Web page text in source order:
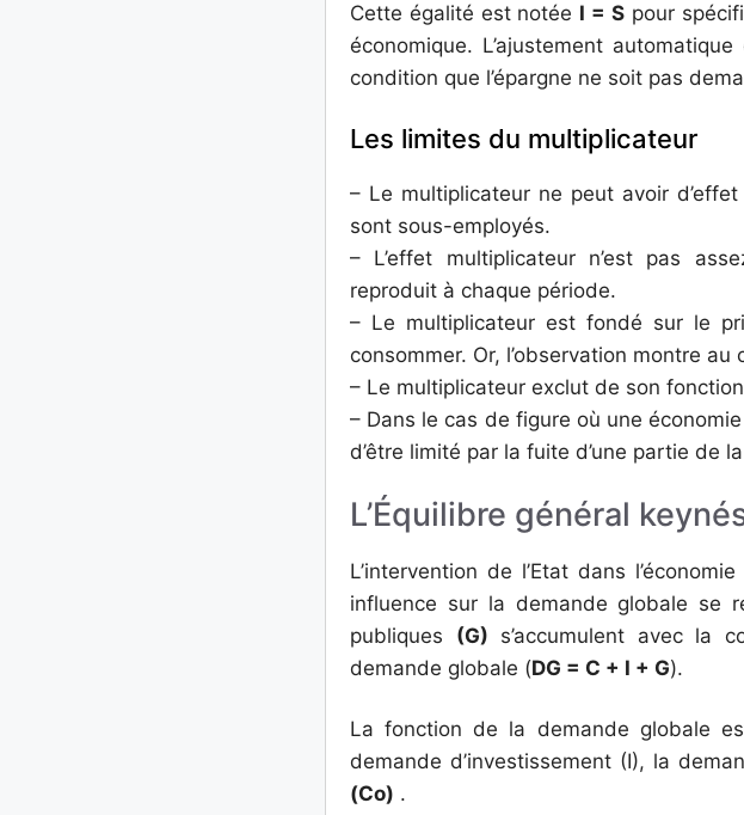
Cette égalité est notée I = Spour
économique. L’ajustement
condition que l’épargne ne soit pas
Les limites du multiplicateur
– Le multiplicateur ne peut avoir
sont sous-employés.
– L’effet multiplicateur n’est pas
reproduit à chaque période.
– Le multiplicateur est fondé sur le
consommer. Or, l’observation montre
– Le multiplicateur exclut de son
– Dans le cas de figure où une
d’être limité par la fuite d’une partie de
L’Équilibre général
L’intervention de l’Etat dans
influence sur la demande globale se
publiques (G) s’accumulent avec la
demande globale (DG = C + I + G).
La fonction de la demande globale
demande d’investissement (I), la
(Co) .